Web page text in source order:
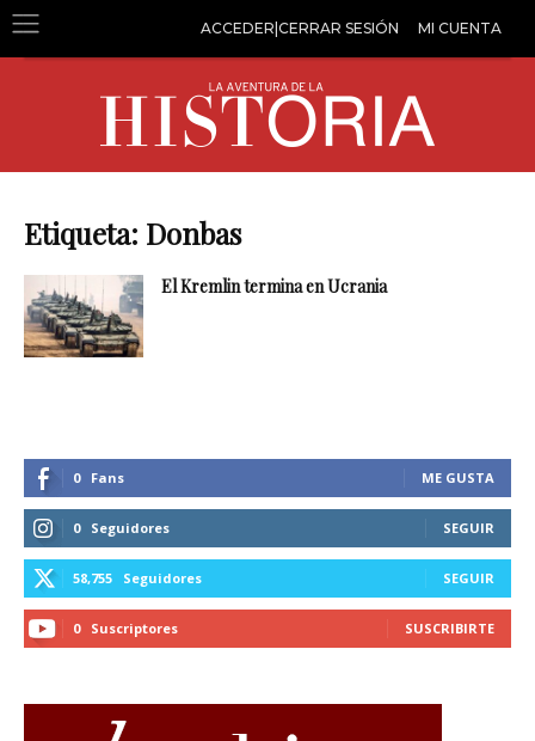
ACCEDER|CERRAR SESIÓN MI CUENTA
Etiqueta: Donbas
El Kremlin termina en Ucrania
0 Fans ME GUSTA
0 Seguidores SEGUIR
58,755 Seguidores SEGUIR
0 Suscriptores SUSCRIBIRTE